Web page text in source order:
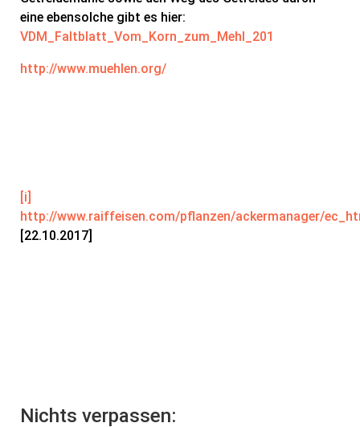
eine ebensolche gibt es hier:
VDM_Faltblatt_Vom_Korn_zum_Mehl_201
http://www.muehlen.org/
[i]
http://www.raiffeisen.com/pflanzen/ackermanager/
[22.10.2017]
Nichts verpassen: